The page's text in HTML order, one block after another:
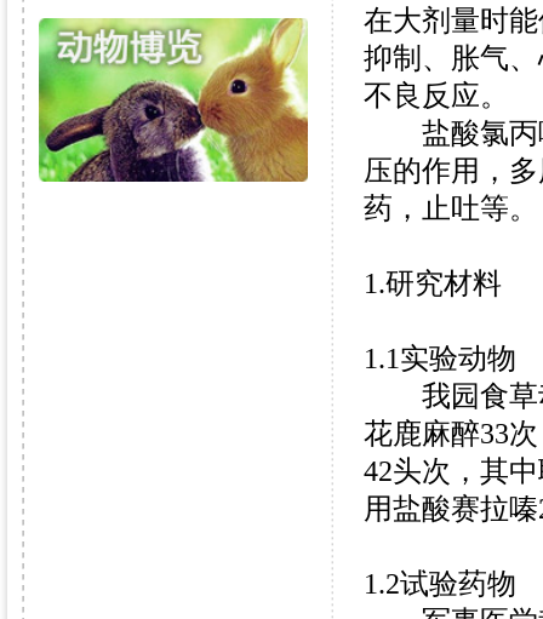
在大剂量时
抑制、胀气
不良反应。
盐酸氯丙嗪
压的作用，
药，止吐等。
1.研究材料
1.1实验动物
我园食草动
花鹿麻醉33
42头次，其
用盐酸赛拉
1.2试验药物